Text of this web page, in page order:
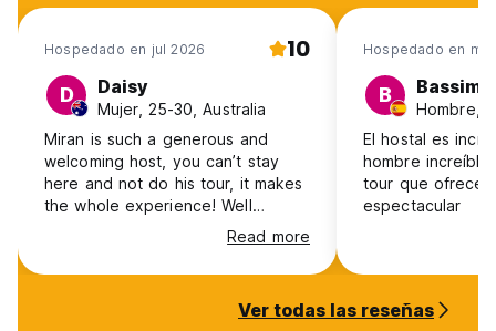
Las propias historias de Miran
Campos de concentración
Línea delantera
Arma
Únase a nosotros en nuestro albergue y hogar y
experimentará la hospitalidad bosnia local en su mejor
momento. ¡Esperamos verte pronto en el albergue Miran!
(Auto-translated from original language)
Hospedado en jul 2026 10
D Daisy
Mujer, 25-30, Australia
Miran is such a generous and
welcoming host, you can’t stay
here and not do his tour, it makes
the whole experience! Well
located between the stations and
the bridge, clean, good facilities
and nice atmosphere. You will not
Read more
Hospedado en
B Bassim
Hombre,
El hostal es
hombre
tour que ofrece
espectacular
Ver todas las reseñas